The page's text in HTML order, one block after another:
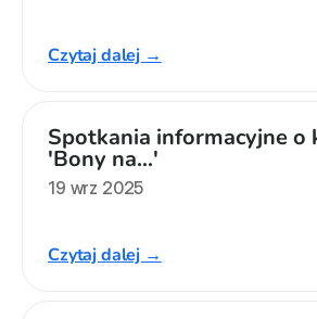
Czytaj dalej →
Spotkania informacyjne o
'Bony na...'
19 wrz 2025
Czytaj dalej →